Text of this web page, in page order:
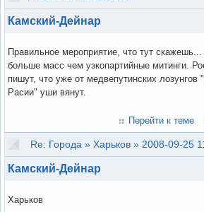
Камский-Дейнар
Правильное мероприятие, что тут
больше масс чем узкопартийные митинги.
пишут, что уже от медвепутинских
Расии" уши вянут.
Перейти к теме
Re: Города » Харьков » 2008-09-25
Камский-Дейнар
Харьков